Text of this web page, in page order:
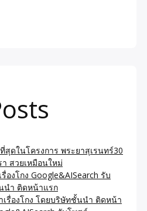
ดในโครงการ พระยาสุเรนทร์30
สวยเหมือนใหม่
งโกง Google&AISearch รับ
นำ ติดหน้าแรก
รื่องโกง โดยบริษัทชั้นนำ ติดหน้า